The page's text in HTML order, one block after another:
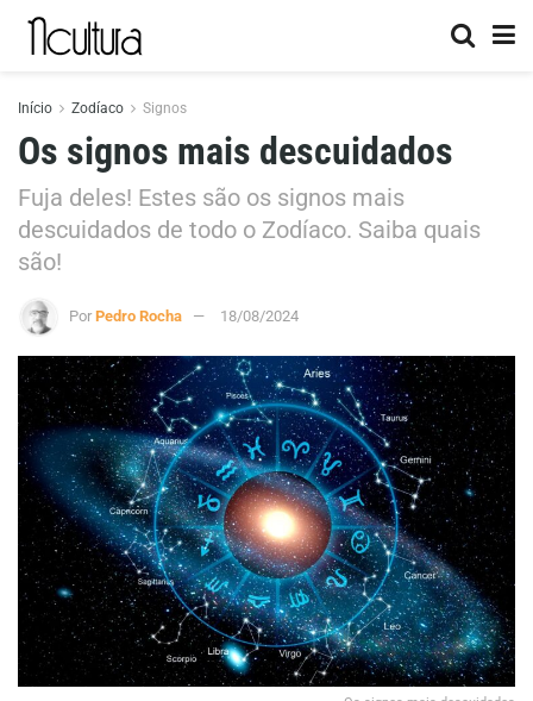
Início Zodíaco Signos
Os signos mais descuidados
Fuja deles! Estes são os signos mais
descuidados de todo o Zodíaco. Saiba quais
são!
Por Pedro Rocha 18/08/2024